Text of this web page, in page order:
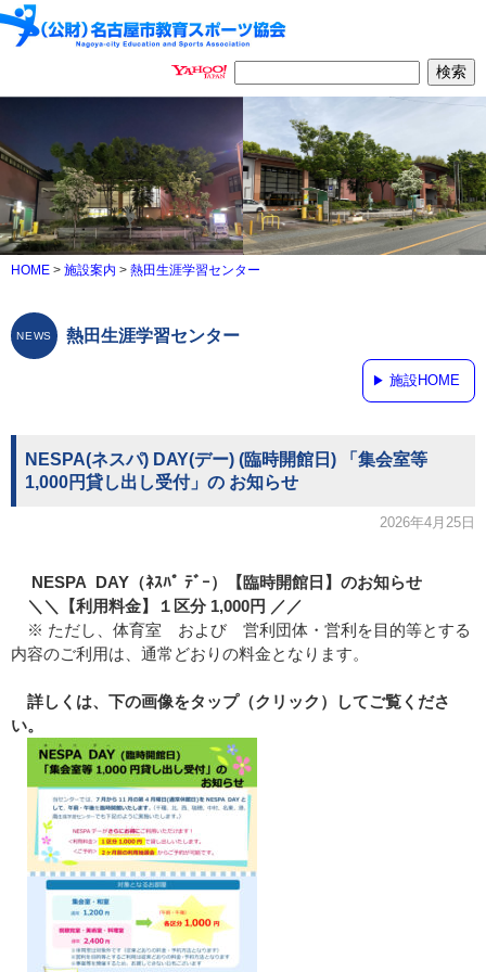
HOME > 施設案内 > 熱田生涯学習センター
熱田生涯学習センター
施設HOME
NESPA(ネスパ) DAY(デー) (臨時開館日) 「集会室等
1,000円貸し出し受付」の お知らせ
2026年4月25日
NESPA DAY（ﾈｽﾊﾟ ﾃﾞｰ）【臨時開館日】のお知らせ
＼ ＼ 【利用料金】 １ 区分 1,000円 ／ ／
※ ただし、体育室 および 営利団体・営利を目的等とする
内容のご利用は、通常どおりの料金となります。
詳しくは、下の画像をタップ（クリック）してご覧くださ
い。